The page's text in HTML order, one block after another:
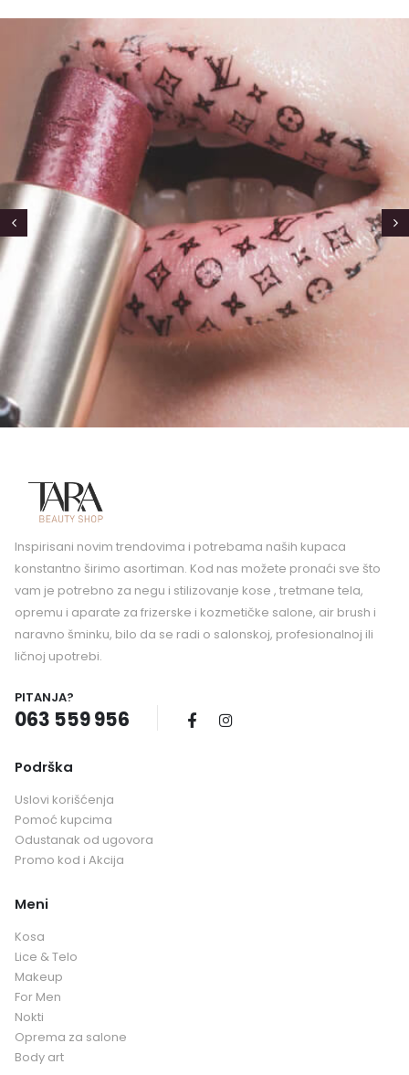
Inspirisani novim trendovima i potrebama naših kupaca
konstantno širimo asortiman. Kod nas možete pronaći sve što
vam je potrebno za negu i stilizovanje kose , tretmane tela,
opremu i aparate za frizerske i kozmetičke salone, air brush i
naravno šminku, bilo da se radi o salonskoj, profesionalnoj ili
ličnoj upotrebi.
PITANJA?
063 559 956
Podrška
Uslovi korišćenja
Pomoć kupcima
Odustanak od ugovora
Promo kod i Akcija
Meni
Kosa
Lice & Telo
Makeup
For Men
Nokti
Oprema za salone
Body art